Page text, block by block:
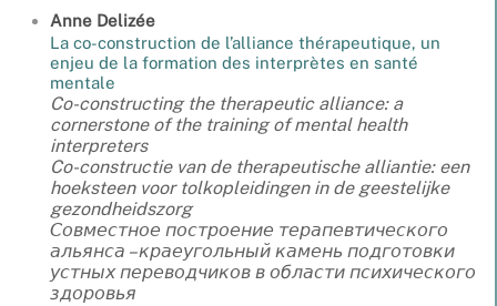
Anne Delizée
La co-construction de l’alliance thérapeutique, un
enjeu de la formation des interprètes en santé
mentale
Co-constructing the therapeutic alliance: a
cornerstone of the training of mental health
interpreters
Co-constructie van de therapeutische alliantie: een
hoeksteen voor tolkopleidingen in de geestelijke
gezondheidszorg
Совместное построение терапевтического
альянса – краеугольный камень подготовки
устных переводчиков в области психического
здоровья